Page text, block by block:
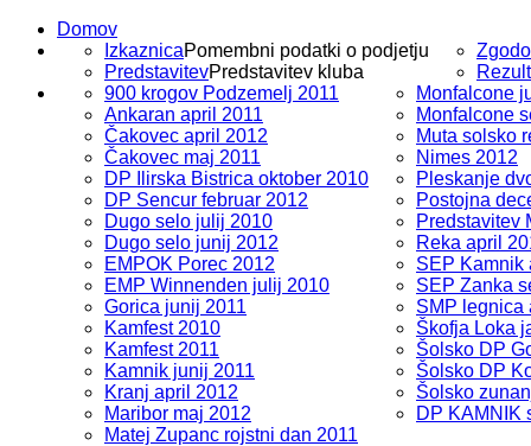
Domov
IzkaznicaPomembni podatki o podjetju
PredstavitevPredstavitev kluba
900 krogov Podzemelj 2011
Ankaran april 2011
Čakovec april 2012
Čakovec maj 2011
DP Ilirska Bistrica oktober 2010
DP Sencur februar 2012
Dugo selo julij 2010
Dugo selo junij 2012
EMPOK Porec 2012
EMP Winnenden julij 2010
Gorica junij 2011
Kamfest 2010
Kamfest 2011
Kamnik junij 2011
Kranj april 2012
Maribor maj 2012
Matej Zupanc rojstni dan 2011
Monfalcone
Monfalcone
Muta solsko
Nimes 2012
Pleskanje
Postojna
Predstavitev
Reka april
SEP Kamnik
SEP Zanka
SMP legnica
Škofja Loka
Šolsko DP
Šolsko DP
Šolsko
DP KAMNIK